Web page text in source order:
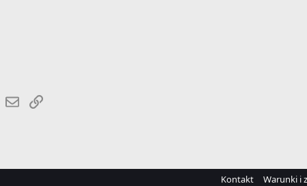
WhatsApp
EmailLink
Kontakt Warunki i